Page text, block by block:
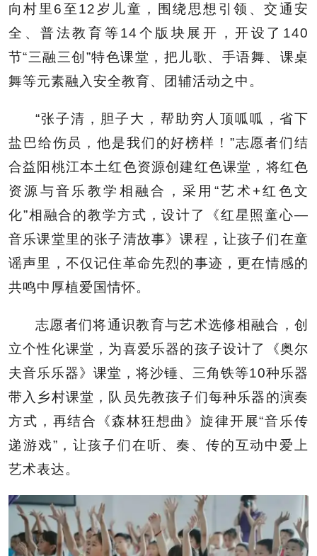
向村里6至12岁儿童，围绕思想引领、交通安
全、普法教育等14个版块展开，开设了140
节“三融三创”特色课堂，把儿歌、手语舞、课桌
舞等元素融入安全教育、团辅活动之中。
“张子清，胆子大，帮助穷人顶呱呱，省下
盐巴给伤员，他是我们的好榜样！”志愿者们结
合益阳桃江本土红色资源创建红色课堂，将红色
资源与音乐教学相融合，采用“艺术+红色文
化”相融合的教学方式，设计了《红星照童心—
音乐课堂里的张子清故事》课程，让孩子们在童
谣声里，不仅记住革命先烈的事迹，更在情感的
共鸣中厚植爱国情怀。
志愿者们将通识教育与艺术选修相融合，创
立个性化课堂，为喜爱乐器的孩子设计了《奥尔
夫音乐乐器》课堂，将沙锤、三角铁等10种乐器
带入乡村课堂，队员先教孩子们每种乐器的演奏
方式，再结合《森林狂想曲》旋律开展“音乐传
递游戏”，让孩子们在听、奏、传的互动中爱上
艺术表达。